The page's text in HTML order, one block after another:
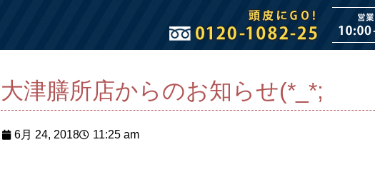
大津膳所店からのお知らせ(*_*;
6月 24, 2018 11:25 am